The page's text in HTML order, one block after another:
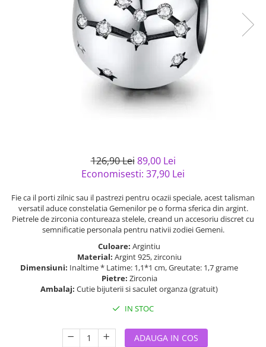
Bijuterii argint placat cu aur
Bijuterii argint cu diverse
Bijuterii argint cu murano
Bijuterii gotice si rock
Bijuterii Handmade
Solutii si lavete de curatare
126,90 Lei 89,00 Lei
Economisesti: 37,90 Lei
Fie ca il porti zilnic sau il pastrezi pentru ocazii speciale, acest talisman
versatil aduce constelatia Gemenilor pe o forma sferica din argint.
Pietrele de zirconia contureaza stelele, creand un accesoriu discret cu
semnificatie personala pentru nativii zodiei Gemeni.
Culoare: Argintiu
Material: Argint 925, zirconiu
Dimensiuni: Inaltime * Latime: 1,1*1 cm, Greutate: 1,7 grame
Pietre: Zirconia
Ambalaj: Cutie bijuterii si saculet organza (gratuit)
IN STOC
ADAUGA IN COS